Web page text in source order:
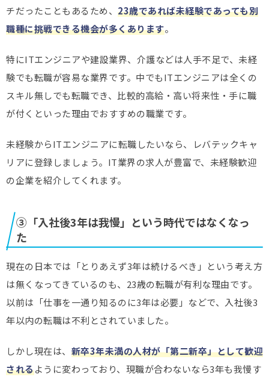
チだったこともあるため、 23歳であれば未経験であっても別
職種に挑戦できる機会が多くあります。
特にITエンジニアや建設業界、介護などは人手不足で、未経
験でも転職が容易な業界です。中でもITエンジニアは全くの
スキル無しでも転職でき、比較的高給・高い将来性・手に職
が付くといった理由でおすすめの職業です。
未経験からITエンジニアに転職したいなら、レバテックキャ
リアに登録しましょう。IT業界の求人が豊富で、未経験歓迎
の企業を紹介してくれます。
③「入社後3年は我慢」という時代ではなくなっ
た
現在の日本では「とりあえず3年は続けるべき」という考え方
は無くなってきているのも、23歳の転職が有利な理由です。
以前は「仕事を一通り知るのに3年は必要」などで、入社後3
年以内の転職は不利とされていました。
しかし現在は、 新卒3年未満の人材が「第二新卒」として歓迎
されるように変わっており、現職が合わないなら3年も我慢す